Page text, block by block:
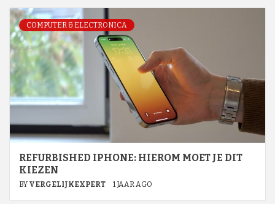
COMPUTER & ELECTRONICA
REFURBISHED IPHONE: HIEROM MOET JE DIT
KIEZEN
BY VERGELIJKEXPERT 1 JAAR AGO